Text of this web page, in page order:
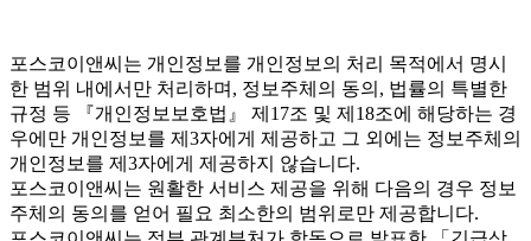
포스코이앤씨는 개인정보를 개인정보의 처리 목적에서 명시
한 범위 내에서만 처리하며, 정보주체의 동의, 법률의 특별한
규정 등 『개인정보보호법』 제17조 및 제18조에 해당하는 경
우에만 개인정보를 제3자에게 제공하고 그 외에는 정보주체의
개인정보를 제3자에게 제공하지 않습니다.
포스코이앤씨는 원활한 서비스 제공을 위해 다음의 경우 정보
주체의 동의를 얻어 필요 최소한의 범위로만 제공합니다.